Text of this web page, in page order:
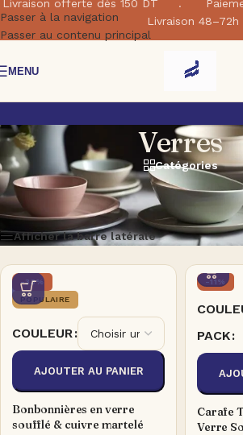
Passer à la navigation
Passer au contenu principal
Livraison offerte dés 150 DT .
Livraison 48–72h
MENU
Verres
Catégories
Accueil Arts de la table
Afficher la barre latérale
-33%
POPULAIRE
COULEUR
AJOUTER AU PANIER
Bonbonnières en verre
soufflé & cuivre martelé
-11%
PACK
Carafe
Verre